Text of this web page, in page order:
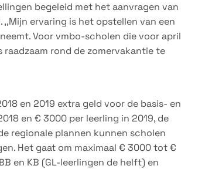
begeleid met het aanvragen van
ervaring is het opstellen van een
Voor vmbo-scholen die voor april
rond de zomervakantie te
en 2019 extra geld voor de basis- en
en € 3000 per leerling in 2019, de
regionale plannen kunnen scholen
Het gaat om maximaal € 3000 tot €
en KB (GL-leerlingen de helft) en